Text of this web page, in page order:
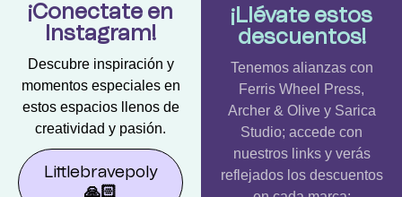
¡Conectate en
Instagram!
Descubre inspiración y
momentos especiales en
estos espacios llenos de
creatividad y pasión.
Littlebravepoly
🙏🏻
¡Llévate estos
descuentos!
Tenemos alianzas con
Ferris Wheel Press,
Archer & Olive y Sarica
Studio; accede con
nuestros links y verás
reflejados los descuentos